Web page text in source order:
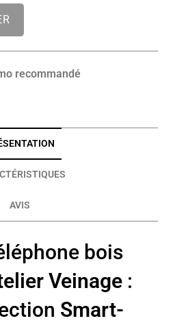
recommandé
AVIS
bois
Veinage :
Smart-